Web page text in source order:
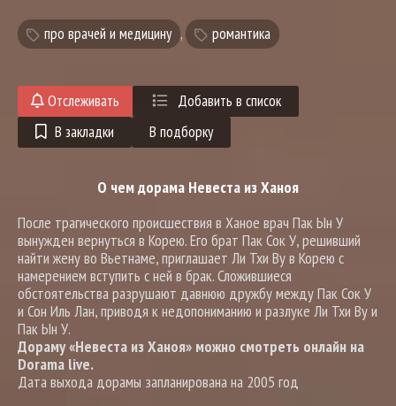
про врачей и медицину , романтика
Отслеживать
Добавить в список
В закладки
В подборку
О чем дорама Невеста из Ханоя
После трагического происшествия в Ханое врач Пак Ын У
вынужден вернуться в Корею. Его брат Пак Сок У, решивший
найти жену во Вьетнаме, приглашает Ли Тхи Ву в Корею с
намерением вступить с ней в брак. Сложившиеся
обстоятельства разрушают давнюю дружбу между Пак Сок У
и Сон Иль Лан, приводя к недопониманию и разлуке Ли Тхи Ву и
Пак Ын У.
Дораму «Невеста из Ханоя» можно смотреть онлайн на
Dorama live.
Дата выхода дорамы запланирована на 2005 год